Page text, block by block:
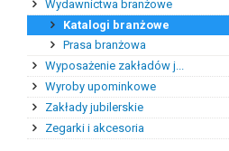
Ekspert ds. handlu zag...
Rynek afrykański
Rynek amerykański
Rynek australijski
Rynek azjatycki
Rynek europejski
Wydawnictwa branżowe
Katalogi branżowe
Prasa branżowa
Wyposażenie zakładów j...
Maszyny jubilerskie
Narzędzia i akcesoria
Pozostałe wyposażenie
Sprzęt jubilerski
Wyroby upominkowe
Eksport wyrobów upomin...
Handel detaliczny wyro...
Handel hurtowy wyrobam...
Import wyrobów upomink...
Produkcja wyrobów upom...
Zakłady jubilerskie
Producent biżuterii sa...
Producent biżuterii st...
Producent sztucznej bi...
Przetwórstwo kamieni s...
Twórca biżuterii na za...
Twórca biżuterii z bur...
Twórca unikatowej biżu...
Zakład srebrniczy
Zakład złotniczy
Zakłady jubilerskie po...
Zegarki i akcesoria